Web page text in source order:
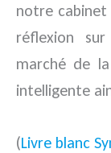
notre
réflexion
marché de
intelligente
(Livre blanc